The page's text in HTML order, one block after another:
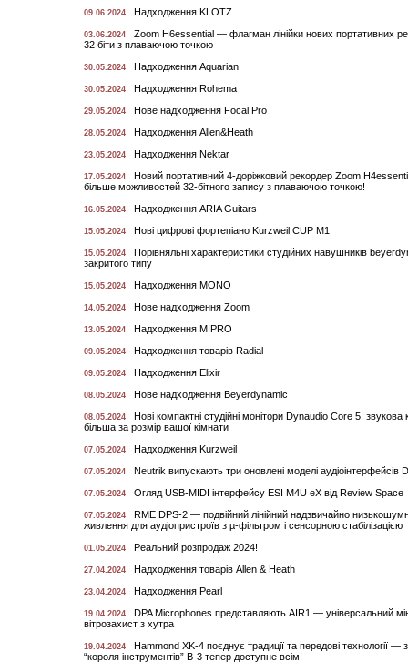
09.06.2024 Надходження KLOTZ
03.06.2024
Zoom H6essential — флагман лінійки нових портативних
32 біти з плаваючою точкою
30.05.2024 Надходження Aquarian
30.05.2024 Надходження Rohema
29.05.2024 Нове надходження Focal Pro
28.05.2024 Надходження Allen&Heath
23.05.2024 Надходження Nektar
17.05.2024
Новий портативний 4-доріжковий рекордер Zoom
більше можливостей 32-бітного запису з плаваючою точкою!
16.05.2024 Надходження ARIA Guitars
15.05.2024 Нові цифрові фортепіано Kurzweil CUP M1
15.05.2024
Порівняльні характеристики студійних навушників
закритого типу
15.05.2024 Надходження MONO
14.05.2024 Нове надходження Zoom
13.05.2024 Надходження MIPRO
09.05.2024 Надходження товарів Radial
09.05.2024 Надходження Elixir
08.05.2024 Нове надходження Beyerdynamic
08.05.2024
Нові компактні студійні монітори Dynaudio Core 5: звукова
більша за розмір вашої кімнати
07.05.2024 Надходження Kurzweil
07.05.2024 Neutrik випускають три оновлені моделі аудіоінтерфейсів
07.05.2024 Огляд USB-MIDI інтерфейсу ESI M4U eX від Review Space
07.05.2024
RME DPS-2 — подвійний лінійний надзвичайно
живлення для аудіопристроїв з µ-фільтром і сенсорною стабілізацією
01.05.2024 Реальний розпродаж 2024!
27.04.2024 Надходження товарів Allen & Heath
23.04.2024 Надходження Pearl
19.04.2024
DPA Microphones представляють AIR1 — універсальний
вітрозахист з хутра
19.04.2024
Hammond XK-4 поєднує традиції та передові технології —
“короля інструментів” B-3 тепер доступне всім!